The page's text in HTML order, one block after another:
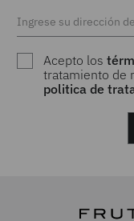
Acepto los
tratamiento de
politica de